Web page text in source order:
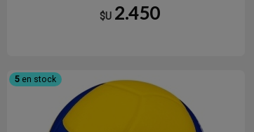
$U 2.450
5en stock